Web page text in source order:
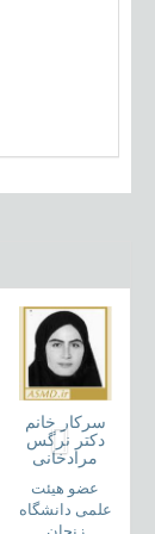
سرکار خانم
دکتر نرگس
مرادخانی
عضو هیئت
علمی دانشگاه
زنجان